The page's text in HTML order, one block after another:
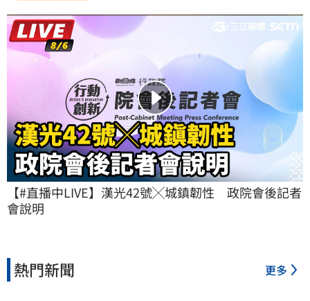
【#直播中LIVE】漢光42號╳城鎮韌性　政院會後記者
會說明
熱門新聞 更多